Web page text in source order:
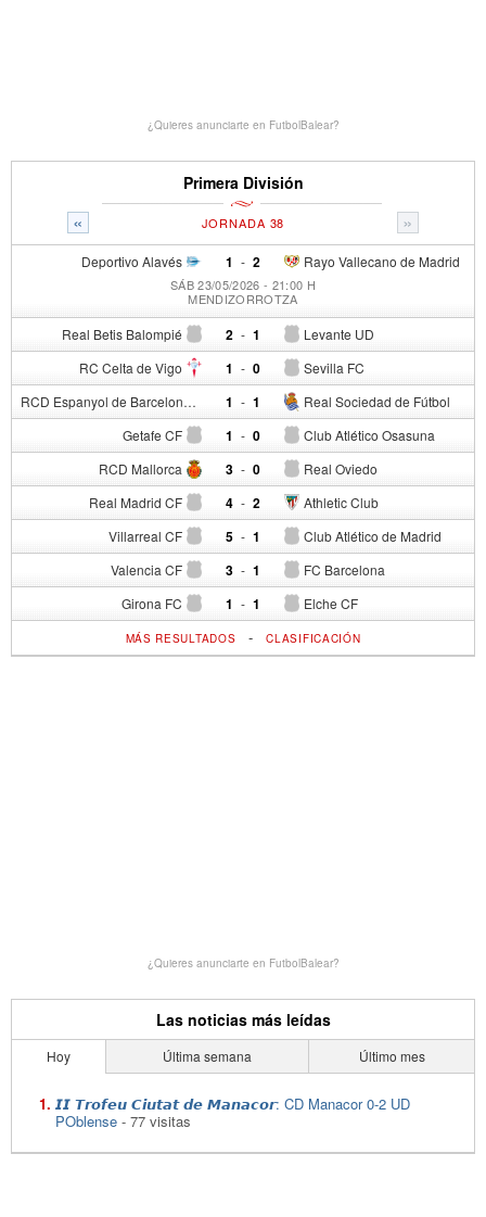
¿Quieres anunciarte en FutbolBalear?
Primera División
« »
JORNADA 38
Deportivo Alavés 1 - Rayo Vallecano de Madrid
2
SÁB 23/05/2026 - 21:00 H
MENDIZORROTZA
Real Betis Balompié 2 - Levante UD
1
RC Celta de Vigo 1 - Sevilla FC
0
RCD Espanyol de Barcelona 1 - Real Sociedad de Fútbol
1
Getafe CF 1 - Club Atlético Osasuna
0
RCD Mallorca 3 - Real Oviedo
0
Real Madrid CF 4 - Athletic Club
2
Villarreal CF 5 - Club Atlético de Madrid
1
Valencia CF 3 - FC Barcelona
1
Girona FC 1 - Elche CF
1
MÁS RESULTADOS -CLASIFICACIÓN
¿Quieres anunciarte en FutbolBalear?
Las noticias más leídas
Hoy Última semana Último mes
𝙄𝙄 𝙏𝙧𝙤𝙛𝙚𝙪 𝘾𝙞𝙪𝙩𝙖𝙩 𝙙𝙚 𝙈𝙖𝙣𝙖𝙘𝙤𝙧: CD Manacor 0-2 UD
POblense - 77 visitas